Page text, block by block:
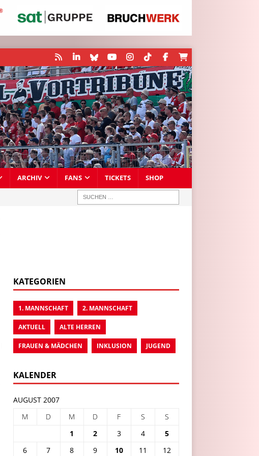
ARCHIV FANS TICKETS SHOP
KATEGORIEN
1. MANNSCHAFT 2. MANNSCHAFT
AKTUELL ALTE HERREN
FRAUEN & MÄDCHEN INKLUSION JUGEND
KALENDER
AUGUST 2007
M
D M D F S
S
1
2 3 4
5
6
7 8 9 10 11 12